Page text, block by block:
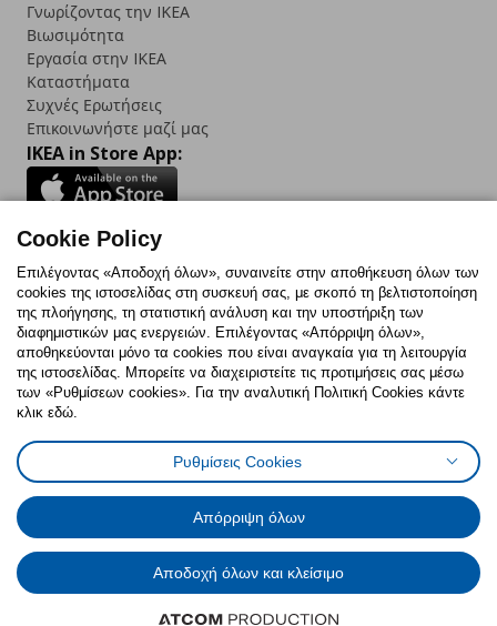
Γνωρίζοντας την IKEA
Βιωσιμότητα
Εργασία στην IKEA
Καταστήματα
Συχνές Ερωτήσεις
Επικοινωνήστε μαζί μας
IKEA in Store App:
Follow us:
FacebookInstagram
TikTokYoutubePinterestTwitter
Πολιτική CookiesΔήλωση ψηφιακής προσβασιμότητας
Ρυθμίσεις cookiesΌροι Χρήσης
Γενική Πολιτική Προσωπικών Δεδομένων
Πολιτική Προσωπικών Δεδομένων για ΙΚΕΑ.gr
Κώδικας Καταναλωτικής Δεοντολογίας
© Inter-IKEA Systems B.V. 1999 - 2025
Cookie Policy
Επιλέγοντας «Αποδοχή όλων», συναινείτε στην αποθήκευση όλων των
cookies της ιστοσελίδας στη συσκευή σας, με σκοπό τη βελτιστοποίηση
της πλοήγησης, τη στατιστική ανάλυση και την υποστήριξη των
διαφημιστικών μας ενεργειών. Επιλέγοντας «Απόρριψη όλων»,
αποθηκεύονται μόνο τα cookies που είναι αναγκαία για τη λειτουργία
της ιστοσελίδας. Μπορείτε να διαχειριστείτε τις προτιμήσεις σας μέσω
των «Ρυθμίσεων cookies». Για την αναλυτική Πολιτική Cookies κάντε
κλικ εδώ.
Ρυθμίσεις Cookies
Απόρριψη όλων
Αποδοχή όλων και κλείσιμο